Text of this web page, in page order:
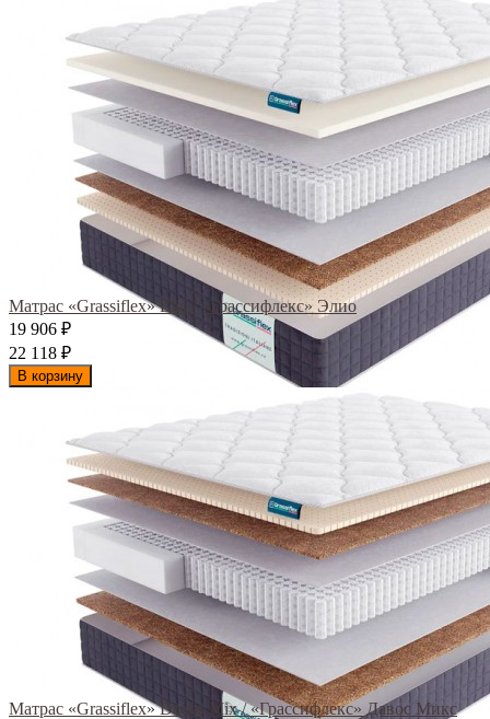
Матрас «Grassiflex» Elio / «Грассифлекс» Элио
19 906 ₽
22 118 ₽
В корзину
Матрас «Grassiflex» Davos Mix / «Грассифлекс» Давос Микс